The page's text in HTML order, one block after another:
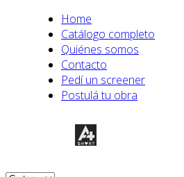
Home
Catálogo completo
Quiénes somos
Contacto
Pedí un screener
Postulá tu obra